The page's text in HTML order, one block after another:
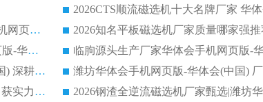
2026平板磁选机厂家技术成熟口碑稳定推荐榜：华体会手机网页版-华体会(中国) 厂家
2026CTB 半逆流磁选机五大排行 实力厂家华体会手机网页版-华体会(中国) 领跑行业
长石永磁滚筒实力厂家2026 华体会手机网页版-华体会(中国) 深耕磁电领域品质可靠
河沙磁选机优质厂家推荐 华体会手机网页版-华体会(中国) 获实力与口碑企业